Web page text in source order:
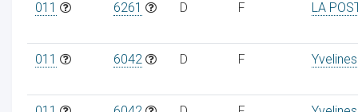
011 6261 D F LA
011 6042 D F